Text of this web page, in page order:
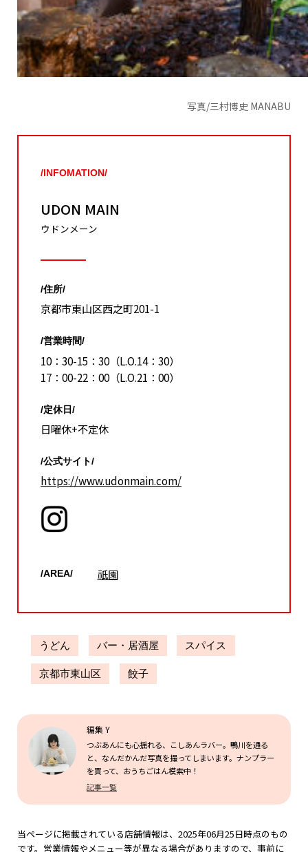
写真/三村博史 MANABU
/INFOMATION/
UDON MAIN
ウドンメーン
/住所/
京都市東山区西之町201-1
/営業時間/
10：30-15：30（L.O.14：30）
17：00-22：00（L.O.21：00）
/定休日/
日曜休+不定休
/公式サイト/
https://www.udonmain.com/
/AREA/ 祇園
うどん バー・居酒屋 スパイス
京都市東山区 餃子
編集 Y
つぶあんにも心揺れる、こしあんラバー。鴨川を通る
と、なんだかんだ写真を撮ってしまいます。ナンプラー
を買って、おうちごはん模索中！
記事一覧
当ページに掲載されている店舗情報は、2025年06月25日時点のもの
です。営業情報やメニュー等が異なる場合がありますので、事前に